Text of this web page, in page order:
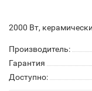
2000 Вт,
Производитель:
Гарантия
Доступно: